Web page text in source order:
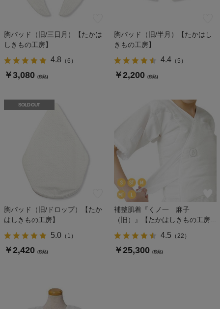
胸パッド（旧/三日月）【たかは
しきもの工房】
4.8 （6 ）
￥3,080 (税込)
胸パッド（旧/半月）【たかはし
きもの工房】
4.4（5 ）
￥2,200 (税込)
SOLD OUT
胸パッド（旧/ドロップ）【たか
はしきもの工房】
5.0（ 1 ）
￥2,420 (税込)
補整肌着『くノ一 麻子
（旧）』【たかはしきもの工房...
4.5 （22 ）
￥25,300 (税込)